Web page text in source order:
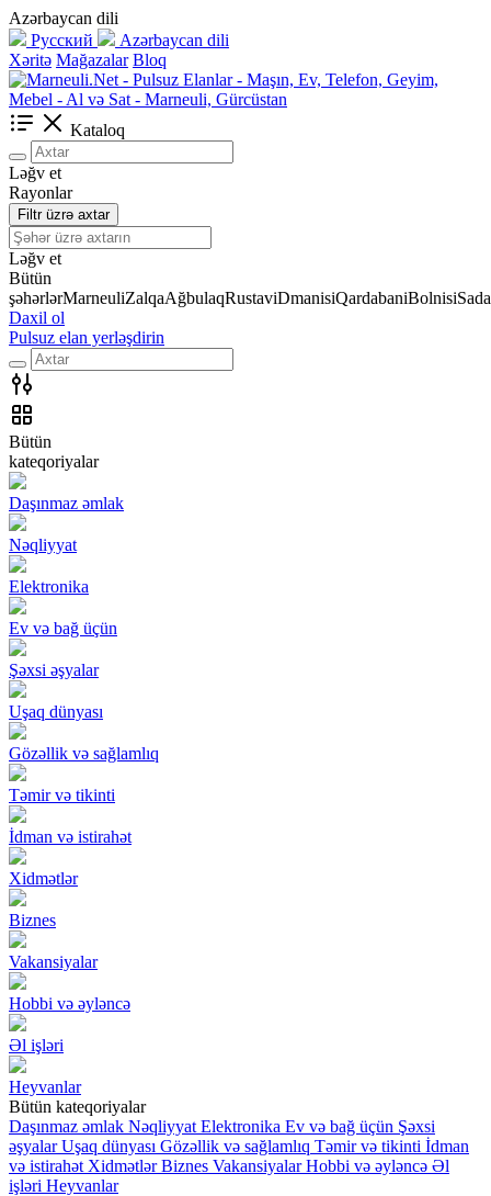
Azərbaycan dili
Русский
Azərbaycan dili
Xəritə Mağazalar Bloq
Kataloq
Ləğv et
Rayonlar
Filtr üzrə axtar
Ləğv et
Bütün
şəhərlərMarneuliZalqaAğbulaqRustaviDmanisiQardabaniBolnisi
Daxil ol
Pulsuz elan yerləşdirin
Bütün
kateqoriyalar
Daşınmaz əmlak
Nəqliyyat
Elektronika
Ev və bağ üçün
Şəxsi əşyalar
Uşaq dünyası
Gözəllik və sağlamlıq
Təmir və tikinti
İdman və istirahət
Xidmətlər
Biznes
Vakansiyalar
Hobbi və əyləncə
Əl işləri
Heyvanlar
Bütün kateqoriyalar
Daşınmaz əmlak Nəqliyyat Elektronika Ev və bağ üçün Şəxsi
əşyalar Uşaq dünyası Gözəllik və sağlamlıq Təmir və tikinti İdman
və istirahət Xidmətlər Biznes Vakansiyalar Hobbi və əyləncə Əl
işləri Heyvanlar